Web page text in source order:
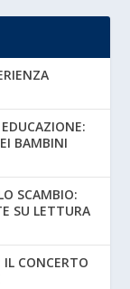
BAMBINI
SCAMBIO:
SU LETTURA
IL CONCERTO